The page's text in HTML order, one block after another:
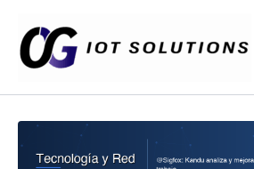
contenido